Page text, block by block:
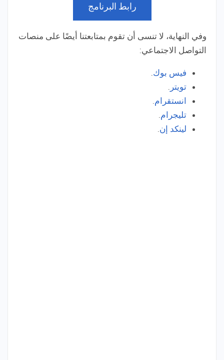
رابط البرنامج
وفي النهاية، لا تنسى أن تقوم بمتابعتنا أيضًا على منصات
التواصل الاجتماعي:
فيس بوك.
تويتر .
انستقرام.
تليجرام.
لينكد إن.